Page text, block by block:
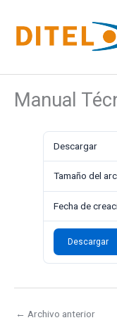
contenido
Manual
Descargar
Tamaño del
Fecha de
Descargar
← Archivo anterior